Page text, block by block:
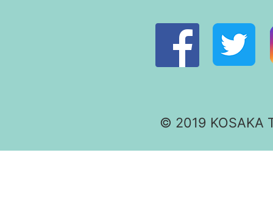
© 2019 KOSAKA